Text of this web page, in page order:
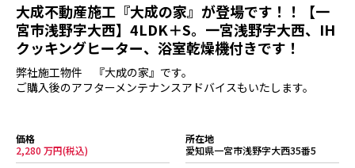
大成不動産施工『大成の家』が登場です！！【一
宮市浅野字大西】4LDK＋S。一宮浅野字大西、IH
クッキングヒーター、浴室乾燥機付きです！
弊社施工物件 『大成の家』です。
ご購入後のアフターメンテナンスアドバイスもいたします。
価格
2,280 万円(税込)
所在地
愛知県一宮市浅野字大西35番5